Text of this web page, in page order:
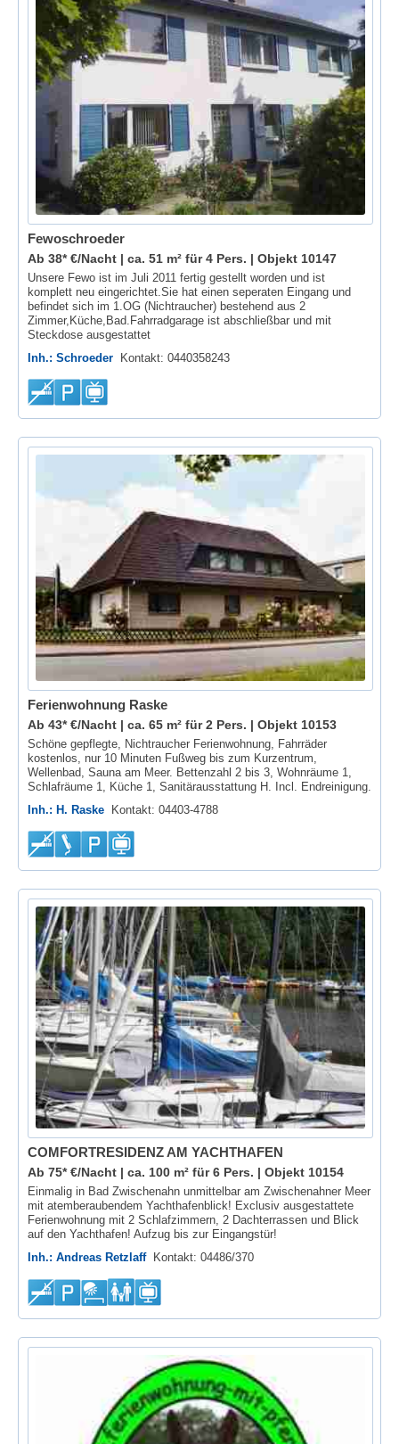
Fewoschroeder
Ab 38* €/Nacht | ca. 51 m² für 4 Pers. | Objekt 10147
Unsere Fewo ist im Juli 2011 fertig gestellt worden und ist
komplett neu eingerichtet.Sie hat einen seperaten Eingang und
befindet sich im 1.OG (Nichtraucher) bestehend aus 2
Zimmer,Küche,Bad.Fahrradgarage ist abschließbar und mit
Steckdose ausgestattet
Inh.: Schroeder
Kontakt: 0440358243
Ferienwohnung Raske
Ab 43* €/Nacht | ca. 65 m² für 2 Pers. | Objekt 10153
Schöne gepflegte, Nichtraucher Ferienwohnung, Fahrräder
kostenlos, nur 10 Minuten Fußweg bis zum Kurzentrum,
Wellenbad, Sauna am Meer. Bettenzahl 2 bis 3, Wohnräume 1,
Schlafräume 1, Küche 1, Sanitärausstattung H. Incl. Endreinigung.
Inh.: H. Raske
Kontakt: 04403-4788
COMFORTRESIDENZ AM YACHTHAFEN
Ab 75* €/Nacht | ca. 100 m² für 6 Pers. | Objekt 10154
Einmalig in Bad Zwischenahn unmittelbar am Zwischenahner Meer
mit atemberaubendem Yachthafenblick! Exclusiv ausgestattete
Ferienwohnung mit 2 Schlafzimmern, 2 Dachterrassen und Blick
auf den Yachthafen! Aufzug bis zur Eingangstür!
Inh.: Andreas Retzlaff Kontakt: 04486/370